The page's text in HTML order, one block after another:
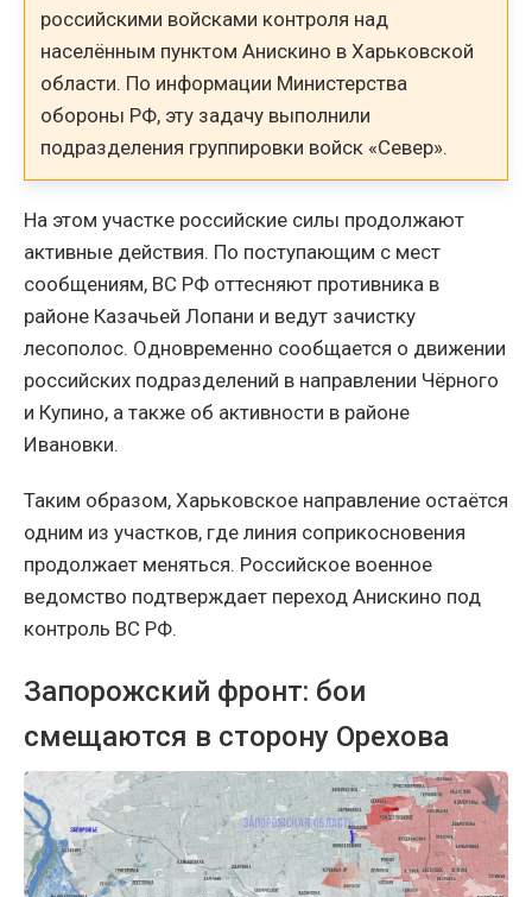
российскими войсками контроля над
населённым пунктом Анискино в Харьковской
области. По информации Министерства
обороны РФ, эту задачу выполнили
подразделения группировки войск «Север».
На этом участке российские силы продолжают
активные действия. По поступающим с мест
сообщениям, ВС РФ оттесняют противника в
районе Казачьей Лопани и ведут зачистку
лесополос. Одновременно сообщается о движении
российских подразделений в направлении Чёрного
и Купино, а также об активности в районе
Ивановки.
Таким образом, Харьковское направление остаётся
одним из участков, где линия соприкосновения
продолжает меняться. Российское военное
ведомство подтверждает переход Анискино под
контроль ВС РФ.
Запорожский фронт: бои
смещаются в сторону Орехова